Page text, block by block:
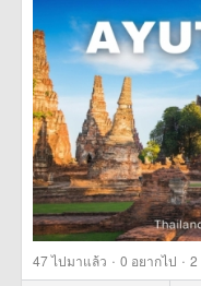
47ไปมาแล้ว · 0 อยากไป · 2